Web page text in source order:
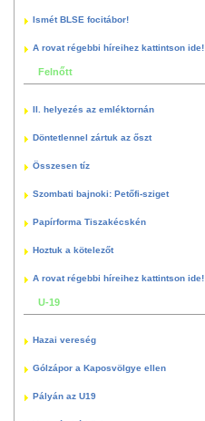
Ismét BLSE focitábor!
A rovat régebbi híreihez kattintson ide!
Felnőtt
II. helyezés az emléktornán
Döntetlennel zártuk az őszt
Összesen tíz
Szombati bajnoki: Petőfi-sziget
Papírforma Tiszakécskén
Hoztuk a kötelezőt
A rovat régebbi híreihez kattintson ide!
U-19
Hazai vereség
Gólzápor a Kaposvölgye ellen
Pályán az U19